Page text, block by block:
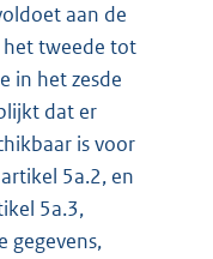
aan de
tweede tot
in het zesde
dat er
is voor
5a.2, en
5a.3,
gegevens,